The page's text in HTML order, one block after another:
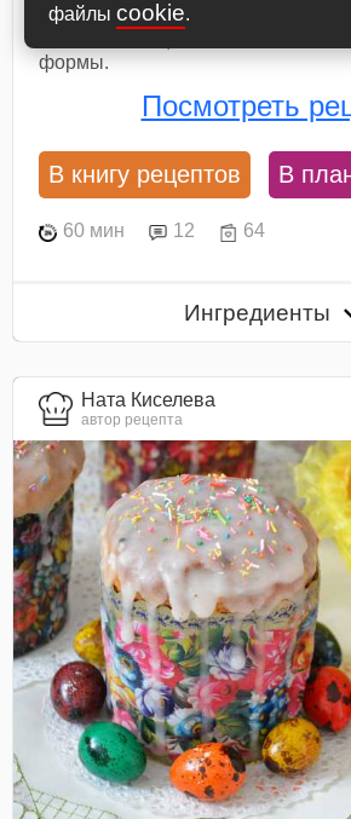
файлы cookie.
сливочного масла. Добавить муку,
формы.
Посмотреть
В книгу рецептов В
60 мин 12 64
Ингредиенты
Ната Киселева
автор рецепта